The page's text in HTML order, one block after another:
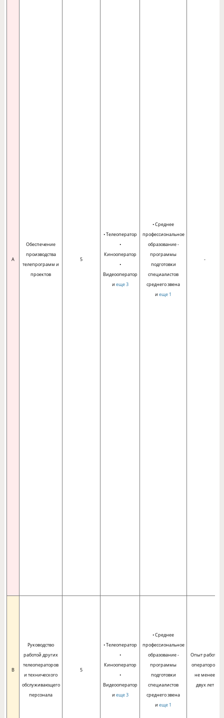
A
Обеспечение
производства
телепрограмм и
проектов
5
• Телеоператор
•
Кинооператор
•
Видеооператор
и еще 3
• Среднее
профессиональное
образование -
программы
подготовки
специалистов
среднего звена
иеще 1
-
B
Руководство
работой других
телеоператоров
и технического
обслуживающего
персонала
5
• Телеоператор
•
Кинооператор
•
Видеооператор
и еще 3
• Среднее
профессиональное
образование -
программы
подготовки
специалистов
среднего звена
иеще 1
Опыт работы
оператором
не менее
двух лет